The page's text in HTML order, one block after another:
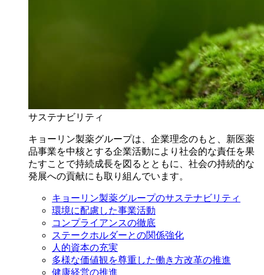
サステナビリティ
キョーリン製薬グループは、企業理念のもと、新医薬
品事業を中核とする企業活動により社会的な責任を果
たすことで持続成長を図るとともに、社会の持続的な
発展への貢献にも取り組んでいます。
キョーリン製薬グループのサステナビリティ
環境に配慮した事業活動
コンプライアンスの徹底
ステークホルダーとの関係強化
人的資本の充実
多様な価値観を尊重した働き方改革の推進
健康経営の推進